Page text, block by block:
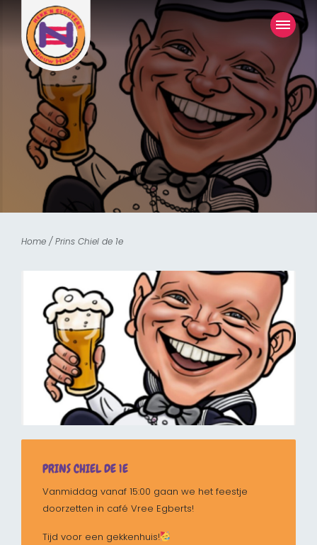
Home /Prins Chiel de 1e
PRINS CHIEL DE 1E
Vanmiddag vanaf 15:00 gaan we het feestje
doorzetten in café Vree Egberts!
Tijd voor een gekkenhuis!